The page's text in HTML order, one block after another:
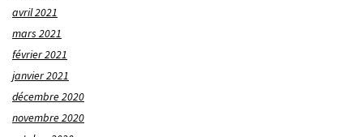
avril 2021
mars 2021
février 2021
janvier 2021
décembre 2020
novembre 2020